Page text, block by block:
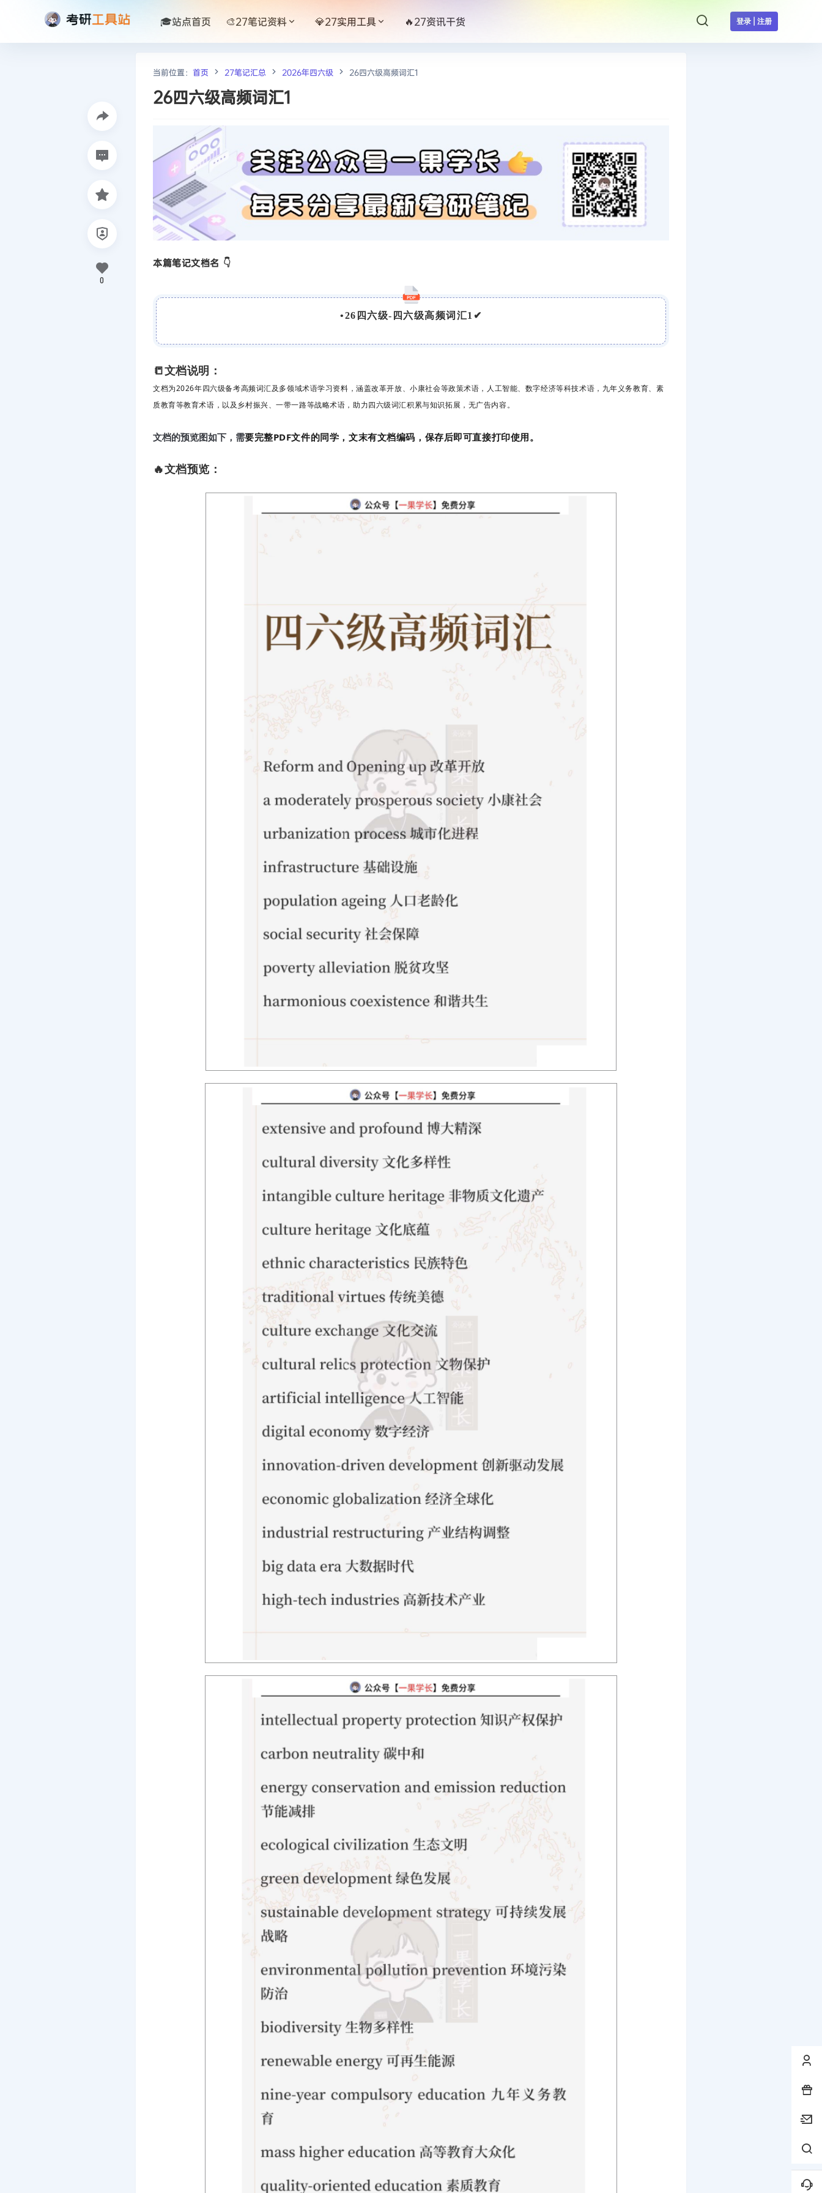
登录 | 注册
🎓站点首页 🎨27笔记资料 💎27实用工具 🔥27资讯干货
当前位置： 首页 27笔记汇总 2026年四六级 26四六级高频词汇1
26四六级高频词汇1
本篇笔记文档名 👇
•26四六级-四六级高频词汇1 ✔
📒文档说明：
文档为2026年四六级备考高频词汇及多领域术语学习资料，涵盖改革开放、小康社会等政策术语，人工智能、数字经济等科技术语，九年义务教育、素
质教育等教育术语，以及乡村振兴、一带一路等战略术语，助力四六级词汇积累与知识拓展，无广告内容。
文档的预览图如下，需要完整PDF文件的同学，文末有文档编码，保存后即可直接打印使用。
🔥文档预览：
0